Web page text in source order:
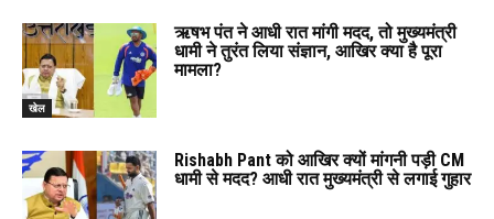
खेल
ऋषभ पंत ने आधी रात मांगी मदद, तो मुख्यमंत्री
धामी ने तुरंत लिया संज्ञान, आखिर क्या है पूरा
मामला?
Rishabh Pant को आखिर क्यों मांगनी पड़ी CM
धामी से मदद? आधी रात मुख्यमंत्री से लगाई गुहार